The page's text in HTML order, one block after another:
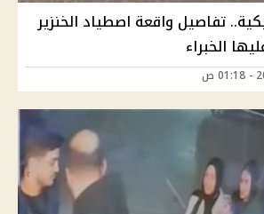
تفاصيل واقعة اصطياد الخنزير
الخبراء